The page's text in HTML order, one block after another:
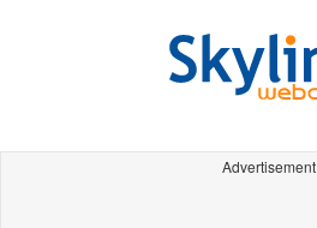
Advertisement